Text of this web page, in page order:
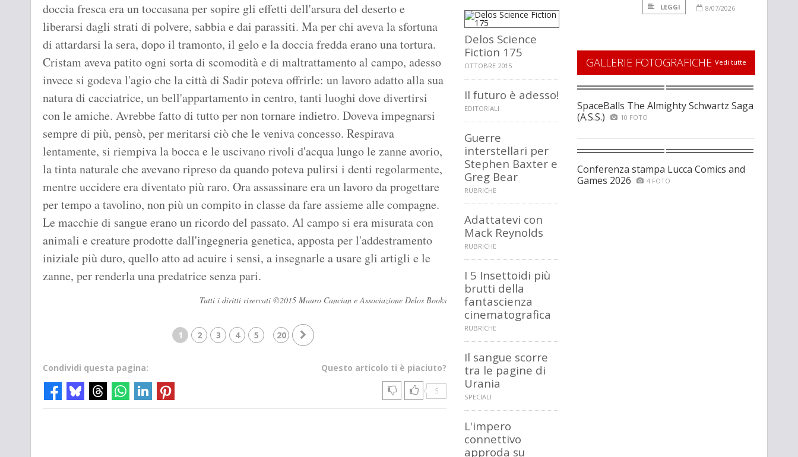
doccia fresca era un toccasana per sopire gli effetti dell'arsura del deserto e
liberarsi dagli strati di polvere, sabbia e dai parassiti. Ma per chi aveva la sfortuna
di attardarsi la sera, dopo il tramonto, il gelo e la doccia fredda erano una tortura.
Cristam aveva patito ogni sorta di scomodità e di maltrattamento al campo, adesso
invece si godeva l'agio che la città di Sadir poteva offrirle: un lavoro adatto alla sua
natura di cacciatrice, un bell'appartamento in centro, tanti luoghi dove divertirsi
con le amiche. Avrebbe fatto di tutto per non tornare indietro. Doveva impegnarsi
sempre di più, pensò, per meritarsi ciò che le veniva concesso. Respirava
lentamente, si riempiva la bocca e le uscivano rivoli d'acqua lungo le zanne avorio,
la tinta naturale che avevano ripreso da quando poteva pulirsi i denti regolarmente,
mentre uccidere era diventato più raro. Ora assassinare era un lavoro da progettare
per tempo a tavolino, non più un compito in classe da fare assieme alle compagne.
Le macchie di sangue erano un ricordo del passato. Al campo si era misurata con
animali e creature prodotte dall'ingegneria genetica, apposta per l'addestramento
iniziale più duro, quello atto ad acuire i sensi, a insegnarle a usare gli artigli e le
zanne, per renderla una predatrice senza pari.
Tutti i diritti riservati ©2015 Mauro Cancian e Associazione Delos Books
1 2 3 4 5 20
Questo articolo ti è piaciuto?
5
Condividi questa pagina:
Delos Science
Fiction 175
OTTOBRE 2015
Il futuro è adesso!
EDITORIALI
Guerre
interstellari per
Stephen Baxter e
Greg Bear
RUBRICHE
Adattatevi con
Mack Reynolds
RUBRICHE
I 5 Insettoidi più
brutti della
fantascienza
cinematografica
RUBRICHE
Il sangue scorre
tra le pagine di
Urania
SPECIALI
L'impero
connettivo
approda su
LEGGI 8/07/2026
GALLERIE FOTOGRAFICHE Vedi tutte
SpaceBalls The Almighty Schwartz Saga
(A.S.S.)
10 FOTO
Conferenza stampa Lucca Comics and
Games 2026
4 FOTO